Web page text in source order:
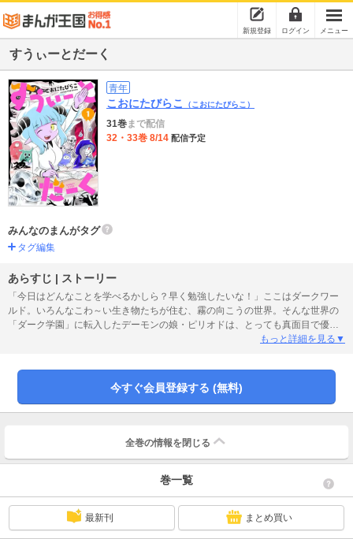
新規登録 ログイン メニュー
すうぃーとだーく
青年
こおにたびらこ （こおにたびらこ）
31巻まで配信
32・33巻 8/14 配信予定
みんなのまんがタグ
タグ編集
あらすじ | ストーリー
「今日はどんなことを学べるかしら？早く勉強したいな！」ここはダークワー
ルド。いろんなこわ～い生き物たちが住む、霧の向こうの世界。そんな世界の
「ダーク学園」に転入したデーモンの娘・ピリオドは、とっても真面目で優し
い女の子。「うまくクラスになじめるかな…」不安だったピリオドだけど、全
り、底なしの穴に飛び込んだり…ピリオドの学園生活は毎日が新しいこととの
出会いでいっぱいです！読んでるあなたもきっと知らないダークな世界の学園
もっと詳細を見る▼
今すぐ会員登録する (無料)
全巻の情報を 閉じる
巻一覧
最新刊 まとめ買い